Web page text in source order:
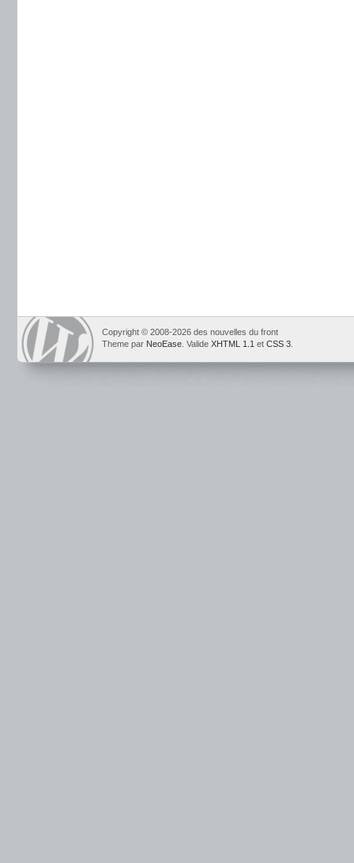
Copyright © 2008-2026 des nouvelles du front
Theme par NeoEase . Valide XHTML 1.1 et CSS 3